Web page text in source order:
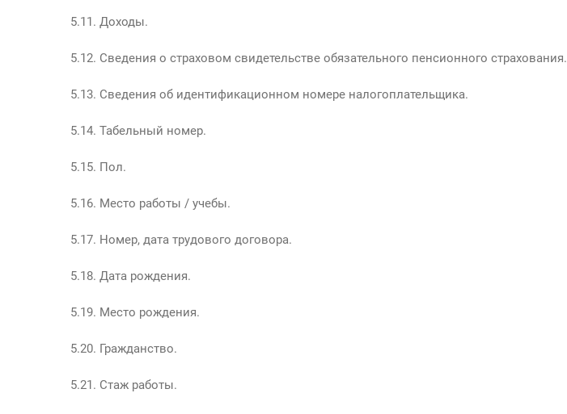
5.11. Доходы.
5.12. Сведения о страховом свидетельстве обязательного пенсионного страхования.
5.13. Сведения об идентификационном номере налогоплательщика.
5.14. Табельный номер.
5.15. Пол.
5.16. Место работы / учебы.
5.17. Номер, дата трудового договора.
5.18. Дата рождения.
5.19. Место рождения.
5.20. Гражданство.
5.21. Стаж работы.